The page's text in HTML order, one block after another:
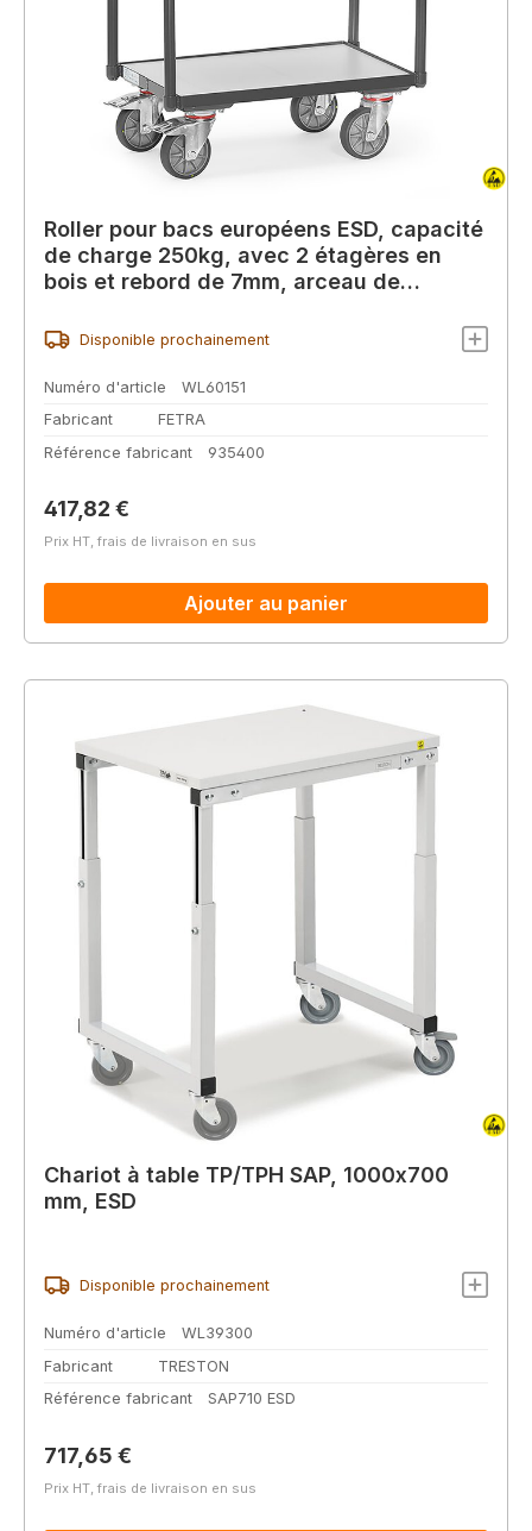
Roller pour bacs européens ESD, capacité
de charge 250kg, avec 2 étagères en
bois et rebord de 7mm, arceau de
Disponible prochainement
Numéro d'article
WL60151
Fabricant
FETRA
Référence fabricant
935400
Prix régulier :
417,82 €
Prix HT, frais de livraison en sus
Ajouter au panier
Chariot à table TP/TPH SAP, 1000x700
mm, ESD
Disponible prochainement
Numéro d'article
WL39300
Fabricant
TRESTON
Référence fabricant
SAP710 ESD
Prix régulier :
717,65 €
Prix HT, frais de livraison en sus